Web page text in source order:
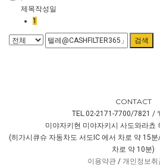
제목작성일
1
검색
CONTACT
TEL.02-2171-7700/7821 /
미야자키현 미야자키시 사도와라쵸
(히가시큐슈 자동차도 서도IC 에서 차로 약 15
차로 약 10분)
이용약관/ 개인정보취